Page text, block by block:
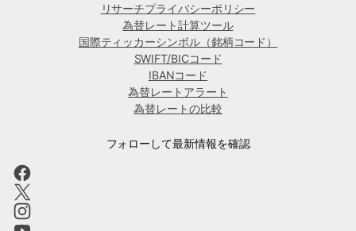
リサーチプライバシーポリシー
為替レート計算ツール
国際ティッカーシンボル（銘柄コード）
SWIFT/BICコード
IBANコード
為替レートアラート
為替レートの比較
フォローして最新情報を確認